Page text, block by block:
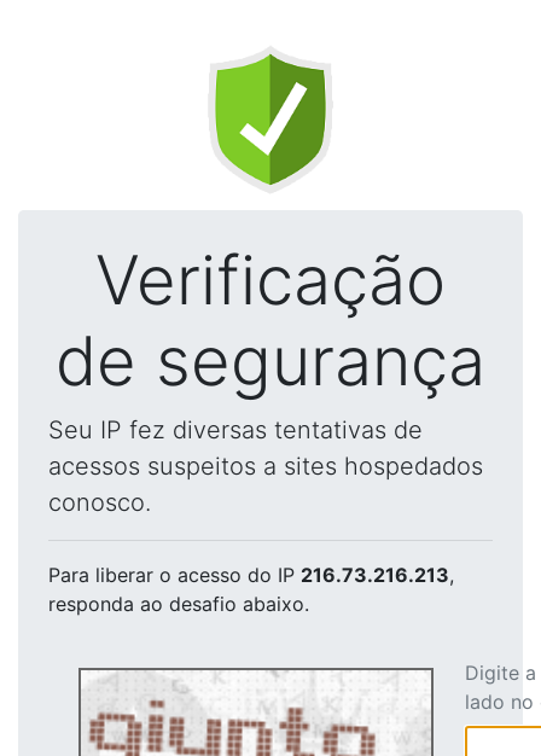
Verificação
de segurança
Seu IP fez diversas tentativas de
acessos suspeitos a sites hospedados
conosco.
Para liberar o acesso do IP 216.73.216.213,
responda ao desafio abaixo.
Digite
lado no